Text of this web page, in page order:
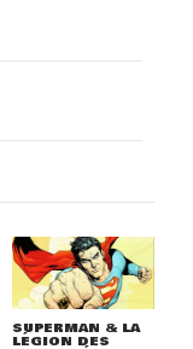
SUPERMAN & LA
LÉGION DES